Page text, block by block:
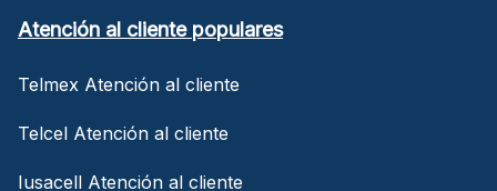
Atención al cliente populares
Telmex Atención al cliente
Telcel Atención al cliente
Iusacell Atención al cliente